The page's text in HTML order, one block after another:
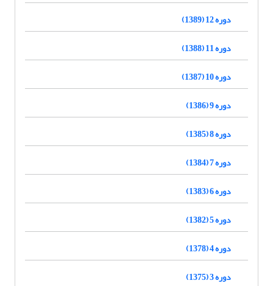
دوره 12 (1389)
دوره 11 (1388)
دوره 10 (1387)
دوره 9 (1386)
دوره 8 (1385)
دوره 7 (1384)
دوره 6 (1383)
دوره 5 (1382)
دوره 4 (1378)
دوره 3 (1375)